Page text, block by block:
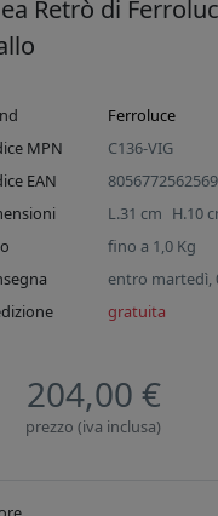
Retrò di
Ferroluce
MPN
C136-VIG
EAN
8056772562569
L.31 cm H.10
fino a 1,0 Kg
entro martedì,
gratuita
204,00 €
prezzo (iva inclusa)